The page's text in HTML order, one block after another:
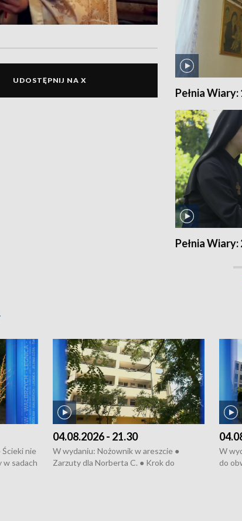
UDOSTĘPNIJ NA X
Pełnia Wiary:
Pełnia Wiary:
Ścieki nie
w sadach
04.08.2026 - 21.30
W wydaniu: Nożownik w areszcie ●
Zarzuty dla Norberta C. ● Krok do
W
do